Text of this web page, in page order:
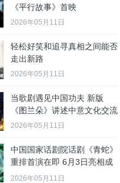
《平行故事》首映
2026年05月11日
轻松好笑和追寻真相之间能否
走出新路
2026年05月11日
当歌剧遇见中国功夫 新版
《图兰朵》讲述中意文化交流
2026年05月11日
中国国家话剧院话剧《青蛇》
重排首演在即 6月3日亮相成
都
2026年05月11日